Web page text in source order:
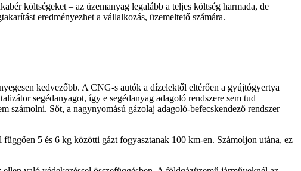
költségeket – az üzemanyag legalább a teljes költség harmada, de
eredményezhet a vállalkozás, üzemeltető számára.
kedvezőbb. A CNG-s autók a dízelektől eltérően a gyújtógyertya
segédanyagot, így e segédanyag adagoló rendszere sem tud
számolni. Sőt, a nagynyomású gázolaj adagoló-befecskendező rendszer
5 és 6 kg közötti gázt fogyasztanak 100 km-en. Számoljon utána, ez